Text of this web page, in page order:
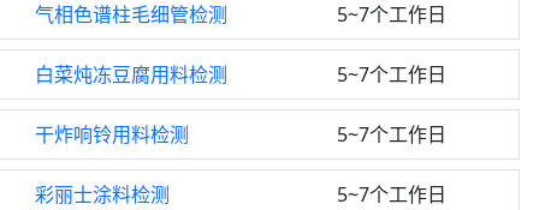
气相色谱柱毛细管检测 5~7个工作日
白菜炖冻豆腐用料检测 5~7个工作日
干炸响铃用料检测 5~7个工作日
彩丽士涂料检测 5~7个工作日